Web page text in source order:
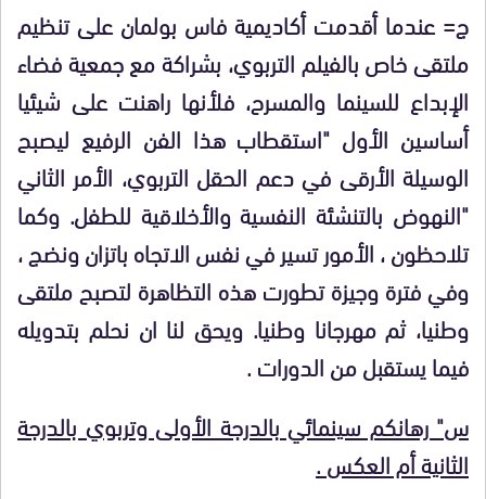
ج=عندما أقدمت أكاديمية فاس بولمان على تنظيم
ملتقى خاص بالفيلم التربوي، بشراكة مع جمعية فضاء
الإبداع للسينما والمسرح، فلأنها راهنت على شيئيا
أساسين الأول "استقطاب هذا الفن الرفيع ليصبح
الوسيلة الأرقى في دعم الحقل التربوي، الأمر الثاني
"النهوض بالتنشئة النفسية والأخلاقية للطفل. وكما
تلاحظون ، الأمور تسير في نفس الاتجاه باتزان ونضج ،
وفي فترة وجيزة تطورت هذه التظاهرة لتصبح ملتقى
وطنيا، ثم مهرجانا وطنيا. ويحق لنا ان نحلم بتدويله
فيما يستقبل من الدورات .
س" رهانكم سينمائي بالدرجة الأولى وتربوي بالدرجة
الثانية أم العكس .